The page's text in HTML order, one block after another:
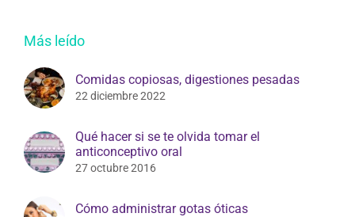
Más leído
Comidas copiosas, digestiones pesadas
22 diciembre 2022
Qué hacer si se te olvida tomar el
anticonceptivo oral
27 octubre 2016
Cómo administrar gotas óticas